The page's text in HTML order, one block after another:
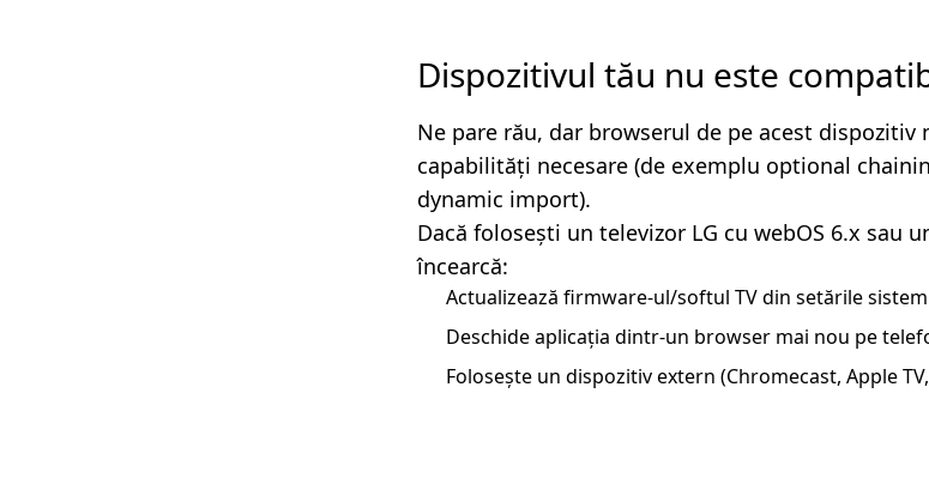
Dispozitivul tău nu este
Ne pare rău, dar browserul de pe acest dispozitiv
capabilități necesare (de exemplu optional
dynamic import).
Dacă folosești un televizor LG cu webOS 6.x sau
încearcă:
Actualizează firmware-ul/softul TV din setările
Deschide aplicația dintr-un browser mai nou pe
Folosește un dispozitiv extern (Chromecast, Apple